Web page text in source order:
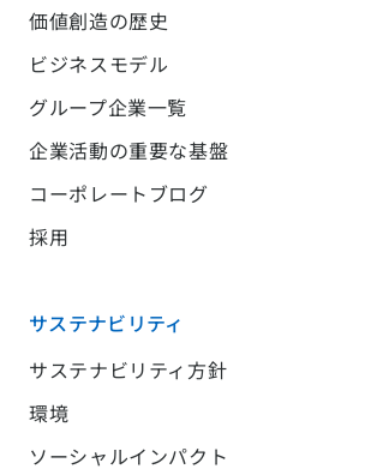
価値創造の歴史
ビジネスモデル
グループ企業一覧
企業活動の重要な基盤
コーポレートブログ
採用
サステナビリティ
サステナビリティ方針
環境
ソーシャルインパクト